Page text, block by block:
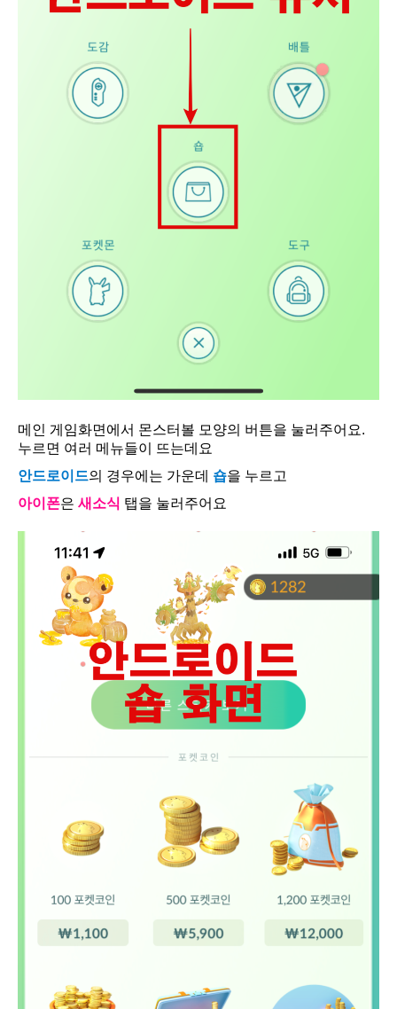
메인 게임화면에서 몬스터볼 모양의 버튼을 눌러주어요.
누르면 여러 메뉴들이 뜨는데요
안드로이드의 경우에는 가운데 숍을 누르고
아이폰은 새소식 탭을 눌러주어요